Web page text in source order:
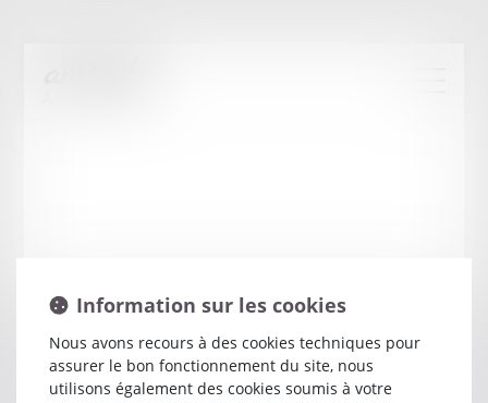
Information sur les cookies
Nous avons recours à des cookies techniques pour
assurer le bon fonctionnement du site, nous
utilisons également des cookies soumis à votre